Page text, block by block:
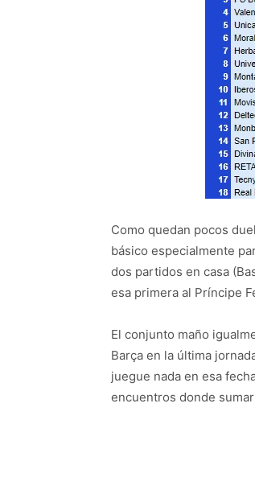
Como quedan pocos
básico especialmente
dos partidos en casa
esa primera al Príncipe
El conjunto maño
Barça en la última
juegue nada en esa
encuentros donde